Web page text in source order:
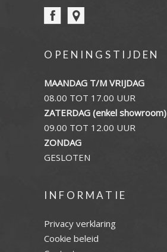
OPENINGSTIJDEN
MAANDAG T/M VRIJDAG
08.00 TOT 17.00 UUR
ZATERDAG (enkel showroom)
09.00 TOT 12.00 UUR
ZONDAG
GESLOTEN
INFORMATIE
Privacy verklaring
Cookie beleid